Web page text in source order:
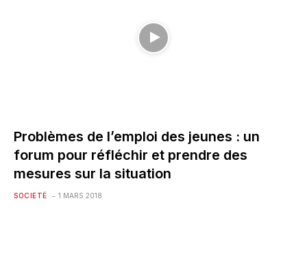
Problèmes de l’emploi des jeunes : un
forum pour réfléchir et prendre des
mesures sur la situation
SOCIETÉ 1 MARS 2018